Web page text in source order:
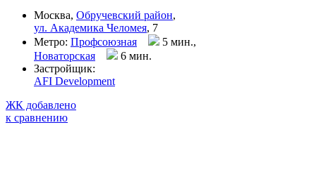
Москва, Обручевский район,
ул. Академика Челомея, 7
Метро: Профсоюзная
5 мин.,
Новаторская
6 мин.
Застройщик:
AFI Development
ЖК добавлено
к сравнению